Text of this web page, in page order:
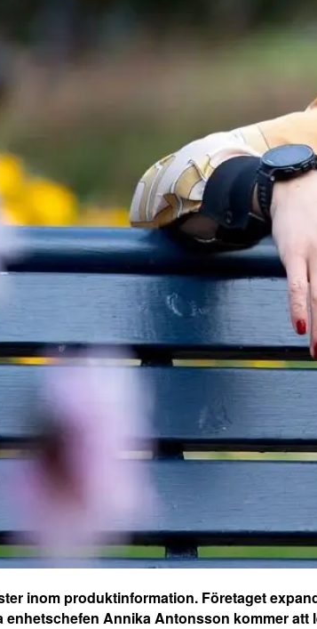
inom produktinformation. Företaget
Annika Antonsson kommer